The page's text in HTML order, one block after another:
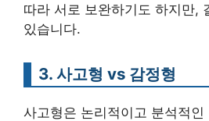
따라 서로 보완하기도 하지만,
있습니다.
3. 사고형 vs 감정형
사고형은 논리적이고 분석적